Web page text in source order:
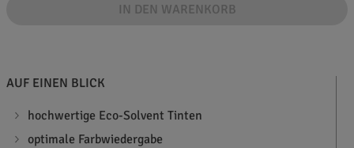
IN DEN WARENKORB
AUF EINEN BLICK
hochwertige Eco-Solvent Tinten
optimale Farbwiedergabe